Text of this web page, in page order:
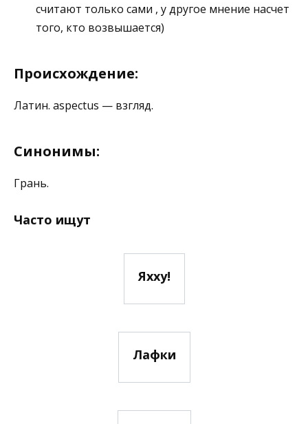
считают только сами , у другое мнение насчет
того, кто возвышается)
Происхождение:
Латин. aspectus — взгляд.
Синонимы:
Грань.
Часто ищут
Яхху!
Лафки